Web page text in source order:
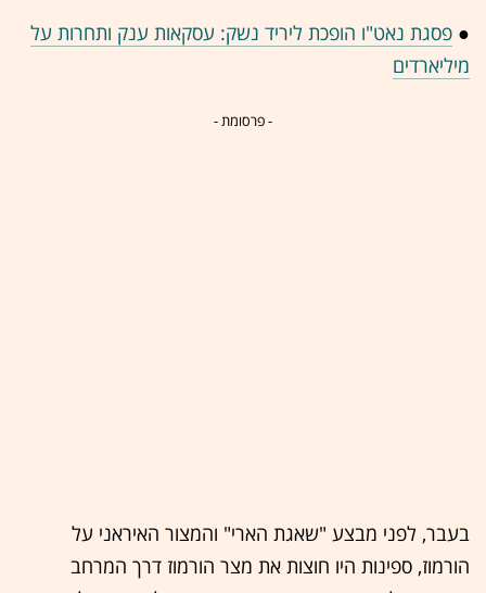
● פסגת נאט"ו הופכת ליריד נשק: עסקאות ענק ותחרות על
מיליארדים
- פרסומת -
בעבר, לפני מבצע "שאגת הארי" והמצור האיראני על
הורמוז, ספינות היו חוצות את מצר הורמוז דרך המרחב